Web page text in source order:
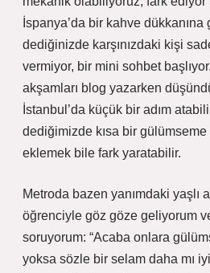
İspanya’da bir kahve dükkanına
dediğinizde karşınızdaki kişi
vermiyor, bir mini sohbet
akşamları blog yazarken
İstanbul’da küçük bir adım
dediğimizde kısa bir gülümseme
eklemek bile fark yaratabilir.
Metroda bazen yanımdaki yaşlı
öğrenciyle göz göze geliyorum
soruyorum: “Acaba onlara
yoksa sözle bir selam daha mı